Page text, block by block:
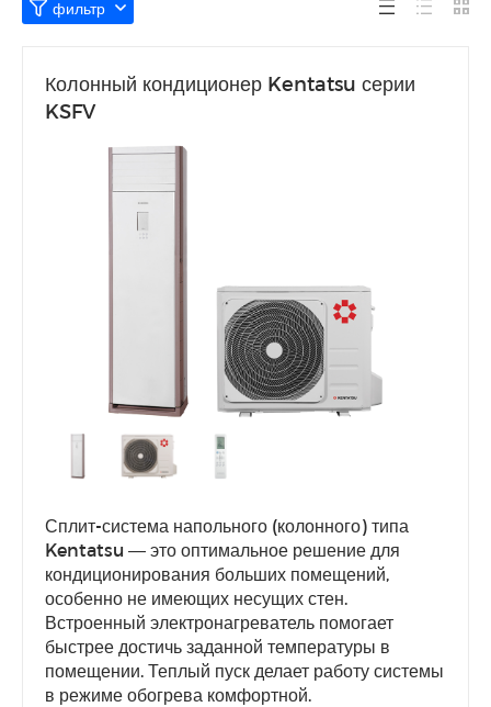
Колонный кондиционер Kentatsu серии
KSFV
Сплит-система напольного (колонного) типа
Kentatsu — это оптимальное решение для
кондиционирования больших помещений,
особенно не имеющих несущих стен.
Встроенный электронагреватель помогает
быстрее достичь заданной температуры в
помещении. Теплый пуск делает работу системы
в режиме обогрева комфортной.